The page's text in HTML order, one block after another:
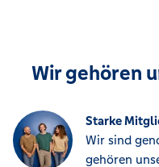
Wir gehören
Starke
Wir sind
gehören